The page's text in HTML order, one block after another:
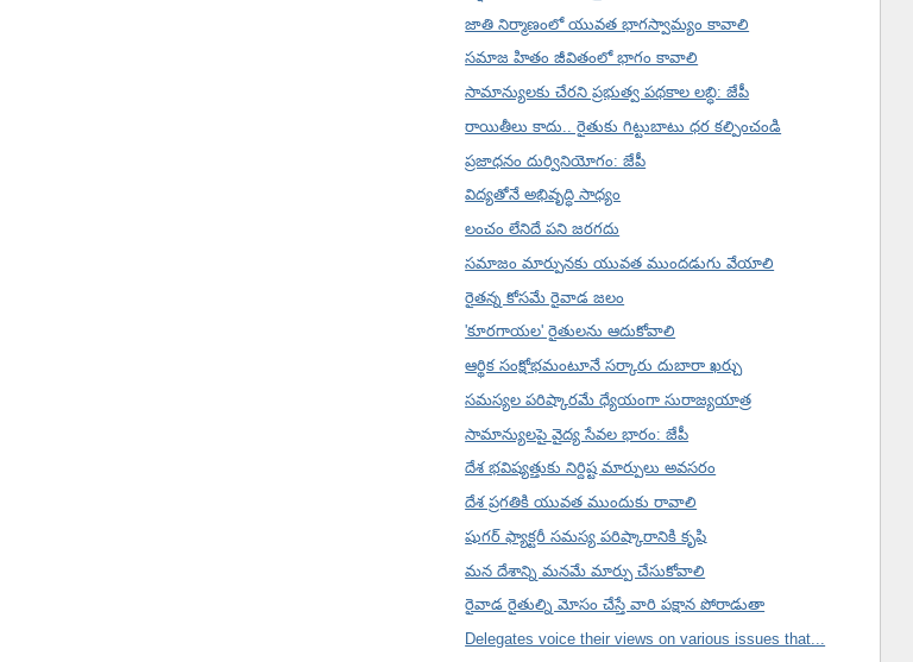
జాతి నిర్మాణంలో యువత భాగస్వామ్యం కావాలి
సమాజ హితం జీవితంలో భాగం కావాలి
సామాన్యులకు చేరని ప్రభుత్వ పథకాల లబ్ధి: జేపీ
రాయితీలు కాదు.. రైతుకు గిట్టుబాటు ధర కల్పించండి
ప్రజాధనం దుర్వినియోగం: జేపీ
విద్యతోనే అభివృద్ధి సాధ్యం
లంచం లేనిదే పని జరగదు
సమాజం మార్పునకు యువత ముందడుగు వేయాలి
రైతన్న కోసమే రైవాడ జలం
'కూరగాయల' రైతులను ఆదుకోవాలి
ఆర్థిక సంక్షోభమంటూనే సర్కారు దుబారా ఖర్చు
సమస్యల పరిష్కారమే ధ్యేయంగా సురాజ్యయాత్ర
సామాన్యులపై వైద్య సేవల భారం: జేపీ
దేశ భవిష్యత్తుకు నిర్దిష్ట మార్పులు అవసరం
దేశ ప్రగతికి యువత ముందుకు రావాలి
షుగర్ ఫ్యాక్టరీ సమస్య పరిష్కారానికి కృషి
మన దేశాన్ని మనమే మార్పు చేసుకోవాలి
రైవాడ రైతుల్ని మోసం చేస్తే వారి పక్షాన పోరాడుతా
Delegates voice their views on various issues that...